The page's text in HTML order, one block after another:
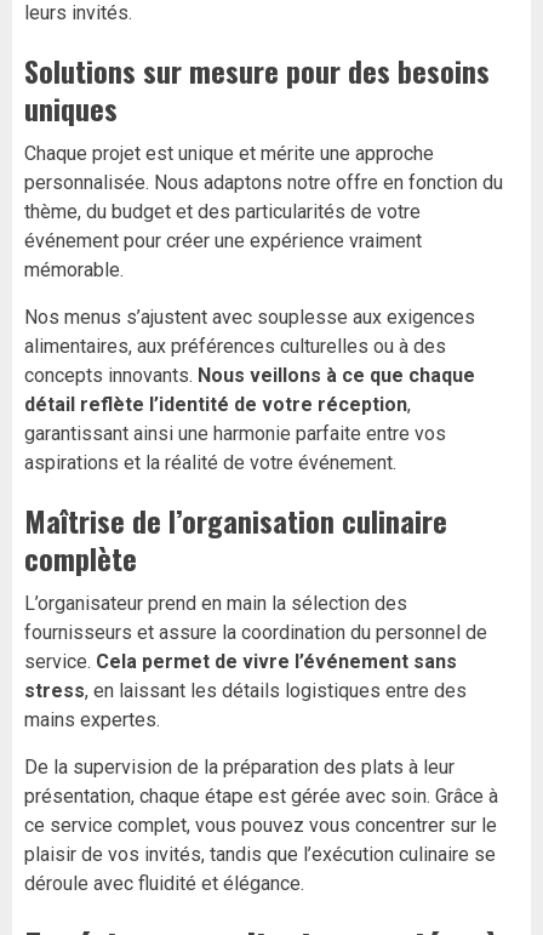
leurs invités.
Solutions sur mesure pour des besoins
uniques
Chaque projet est unique et mérite une approche
personnalisée. Nous adaptons notre offre en fonction du
thème, du budget et des particularités de votre
événement pour créer une expérience vraiment
mémorable.
Nos menus s’ajustent avec souplesse aux exigences
alimentaires, aux préférences culturelles ou à des
concepts innovants. Nous veillons à ce que chaque
détail reflète l’identité de votre réception,
garantissant ainsi une harmonie parfaite entre vos
aspirations et la réalité de votre événement.
Maîtrise de l’organisation culinaire
complète
L’organisateur prend en main la sélection des
fournisseurs et assure la coordination du personnel de
service. Cela permet de vivre l’événement sans
stress, en laissant les détails logistiques entre des
mains expertes.
De la supervision de la préparation des plats à leur
présentation, chaque étape est gérée avec soin. Grâce à
ce service complet, vous pouvez vous concentrer sur le
plaisir de vos invités, tandis que l’exécution culinaire se
déroule avec fluidité et élégance.